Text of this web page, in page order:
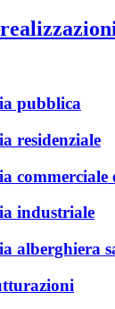
pubblica
residenziale
commerciale
industriale
alberghiera